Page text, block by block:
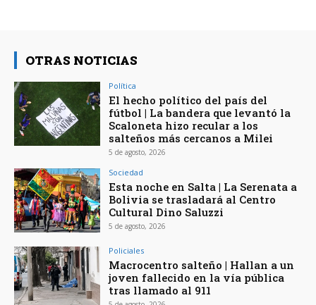
OTRAS NOTICIAS
Política
El hecho político del país del
fútbol | La bandera que levantó la
Scaloneta hizo recular a los
salteños más cercanos a Milei
5 de agosto, 2026
Sociedad
Esta noche en Salta | La Serenata a
Bolivia se trasladará al Centro
Cultural Dino Saluzzi
5 de agosto, 2026
Policiales
Macrocentro salteño | Hallan a un
joven fallecido en la vía pública
tras llamado al 911